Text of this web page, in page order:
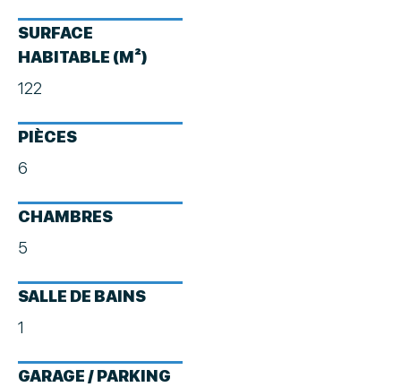
SURFACE
HABITABLE (M²)
122
PIÈCES
6
CHAMBRES
5
SALLE DE BAINS
1
GARAGE / PARKING